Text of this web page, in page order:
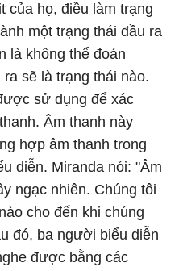
của họ, điều làm trạng
một trạng thái đầu ra
là không thể đoán
sẽ là trạng thái nào.
sử dụng để xác
Âm thanh này
hợp âm thanh trong
diễn. Miranda nói: "Âm
ngạc nhiên. Chúng tôi
cho đến khi chúng
đó, ba người biểu diễn
được bằng các